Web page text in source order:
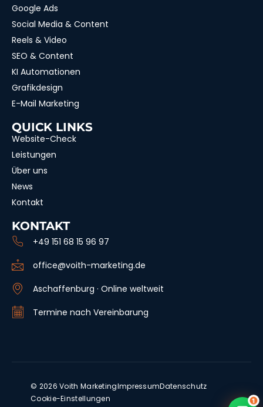
Google Ads
Social Media & Content
Reels & Video
SEO & Content
KI Automationen
Grafikdesign
E-Mail Marketing
QUICK LINKS
Website-Check
Leistungen
Über uns
News
Kontakt
KONTAKT
+49 151 68 15 96 97
office@voith-marketing.de
Aschaffenburg · Online weltweit
Termine nach Vereinbarung
© 2026 Voith MarketingImpressumDatenschutz
Cookie-Einstellungen
Wie können wir dir helfen?
Wähle deinen Kanal
⭐ Beliebteste Wahl
1